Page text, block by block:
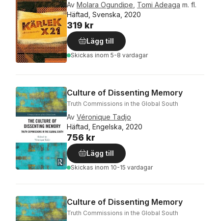
Av Molara Ogundipe Tomi Adeaga m. fl.
Häftad, Svenska, 2020
319 kr
Lägg till
Skickas inom 5-8 vardagar
Culture of Dissenting Memory
Truth Commissions in the Global South
Av Véronique Tadjo
Häftad, Engelska, 2020
756 kr
Lägg till
Skickas inom 10-15 vardagar
Culture of Dissenting Memory
Truth Commissions in the Global South